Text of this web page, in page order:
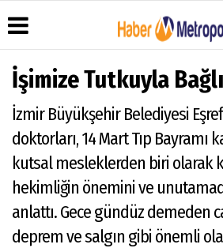
Üye Paneli
Arşivi
Gazete
Arşivi
Durumu
Anketler
Köşe
İşimize Tutkuyla
İzmir Büyükşehir Belediyesi
doktorları, 14 Mart Tıp Bayramı
kutsal mesleklerden biri olarak
hekimliğin önemini ve
anlattı. Gece gündüz demeden
deprem ve salgın gibi önemli